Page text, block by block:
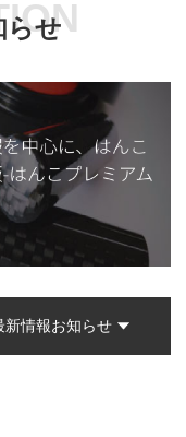
らせ
新情報お知らせ